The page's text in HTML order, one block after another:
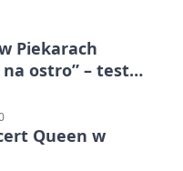
Piekarach
na ostro” – test
Queen w